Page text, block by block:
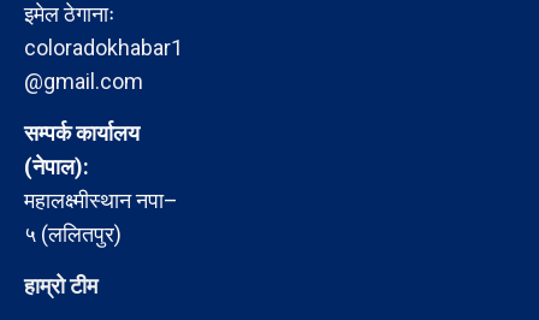
इमेल ठेगानाः
coloradokhabar1
@gmail.com
सम्पर्क कार्यालय
(नेपाल):
महालक्ष्मीस्थान नपा–
५ (ललितपुर)
हाम्रो टीम